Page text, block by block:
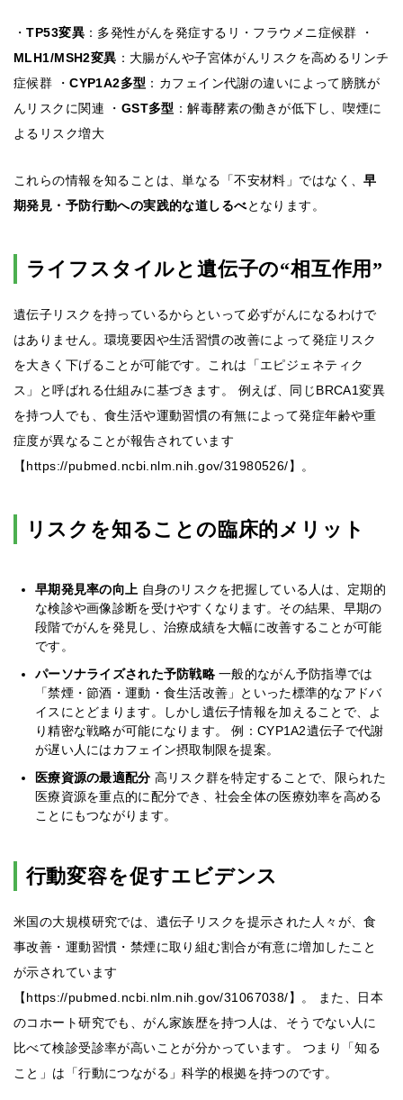
・TP53変異：多発性がんを発症するリ・フラウメニ症候群 ・
MLH1/MSH2変異 ：大腸がんや子宮体がんリスクを高めるリンチ
症候群 ・CYP1A2多型 ：カフェイン代謝の違いによって膀胱が
んリスクに関連 ・ GST多型 ：解毒酵素の働きが低下し、喫煙に
よるリスク増大
これらの情報を知ることは、単なる「不安材料」ではなく、早
期発見・予防行動への実践的な道しるべとなります。
ライフスタイルと遺伝子の“相互作用”
遺伝子リスクを持っているからといって必ずがんになるわけで
はありません。環境要因や生活習慣の改善によって発症リスク
を大きく下げることが可能です。これは「エピジェネティク
ス」と呼ばれる仕組みに基づきます。 例えば、同じBRCA1変異
を持つ人でも、食生活や運動習慣の有無によって発症年齢や重
症度が異なることが報告されています
【https://pubmed.ncbi.nlm.nih.gov/31980526/】。
リスクを知ることの臨床的メリット
早期発見率の向上 自身のリスクを把握している人は、定期的
な検診や画像診断を受けやすくなります。その結果、早期の
段階でがんを発見し、治療成績を大幅に改善することが可能
です。
パーソナライズされた予防戦略一般的ながん予防指導では
「禁煙・節酒・運動・食生活改善」といった標準的なアドバ
イスにとどまります。しかし遺伝子情報を加えることで、よ
り精密な戦略が可能になります。 例：CYP1A2遺伝子で代謝
が遅い人にはカフェイン摂取制限を提案。
医療資源の最適配分 高リスク群を特定することで、限られた
医療資源を重点的に配分でき、社会全体の医療効率を高める
ことにもつながります。
行動変容を促すエビデンス
米国の大規模研究では、遺伝子リスクを提示された人々が、食
事改善・運動習慣・禁煙に取り組む割合が有意に増加したこと
が示されています
【https://pubmed.ncbi.nlm.nih.gov/31067038/】。 また、日本
のコホート研究でも、がん家族歴を持つ人は、そうでない人に
比べて検診受診率が高いことが分かっています。 つまり「知る
こと」は「行動につながる」科学的根拠を持つのです。